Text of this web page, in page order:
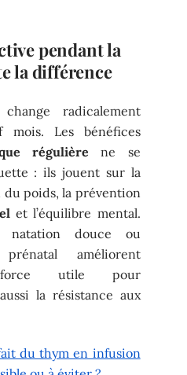
pendant la
la différence
radicalement
mois. Les bénéfices
régulière ne se
: ils jouent sur la
du poids, la prévention
et l’équilibre mental.
natation douce ou
améliorent
force utile pour
la résistance aux
du thym en infusion